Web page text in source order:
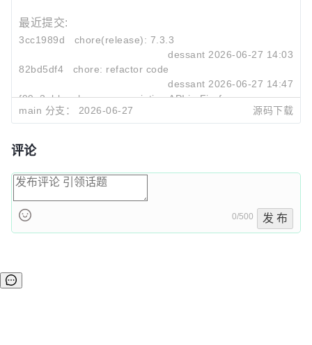
最近提交:
3cc1989d
chore(release): 7.3.3
dessant 2026-06-27 14:03
82bd5df4
chore: refactor code
dessant 2026-06-27 14:47
f99a3abb
chore: use scripting API in Firefox
2026-06-27 09:24
main 分支： 2026-06-27 源码下载
评论
0/500 发 布